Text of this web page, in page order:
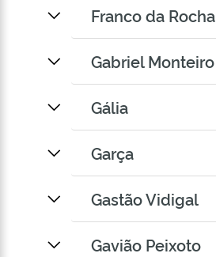
Franco da Rocha
Gabriel Monteiro
Gália
Garça
Gastão Vidigal
Gavião Peixoto